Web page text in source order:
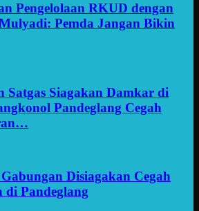
Pengelolaan RKUD dengan
Pemda Jangan Bikin
Satgas Siagakan Damkar di
Pandeglang Cegah
Gabungan Disiagakan Cegah
Pandeglang